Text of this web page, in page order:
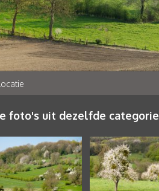
foto's uit dezelfde categorie